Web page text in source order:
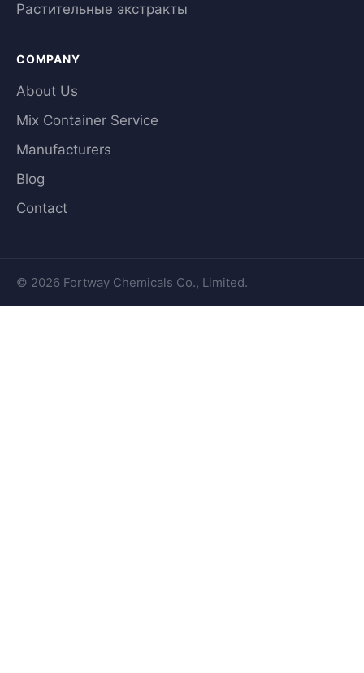
Растительные экстракты
COMPANY
About Us
Mix Container Service
Manufacturers
Blog
Contact
© 2026 Fortway Chemicals Co., Limited.